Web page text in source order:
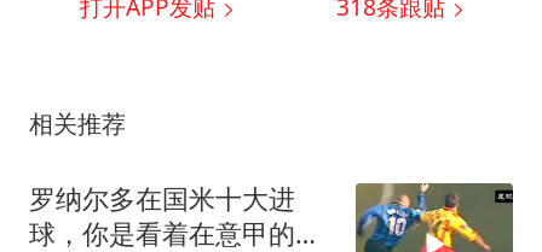
打开APP发贴 318条跟贴
相关推荐
罗纳尔多在国米十大进
球，你是看着在意甲的他